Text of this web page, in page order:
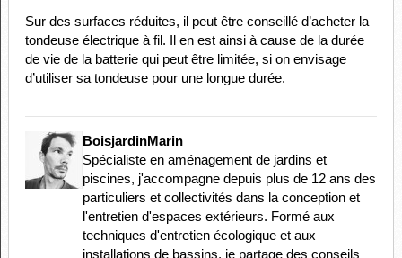
Sur des surfaces réduites, il peut être conseillé d’acheter la
tondeuse électrique à fil. Il en est ainsi à cause de la durée
de vie de la batterie qui peut être limitée, si on envisage
d’utiliser sa tondeuse pour une longue durée.
BoisjardinMarin
Spécialiste en aménagement de jardins et
piscines, j'accompagne depuis plus de 12 ans des
particuliers et collectivités dans la conception et
l'entretien d'espaces extérieurs. Formé aux
techniques d'entretien écologique et aux
installations de bassins, je partage des conseils